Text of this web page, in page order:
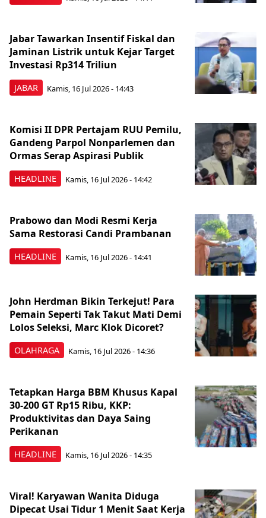
JABAR
Jabar Tawarkan Insentif Fiskal dan
Jaminan Listrik untuk Kejar Target
Investasi Rp314 Triliun
Kamis, 16 Jul 2026 - 14:43
HEADLINE
Komisi II DPR Pertajam RUU Pemilu,
Gandeng Parpol Nonparlemen dan
Ormas Serap Aspirasi Publik
Kamis, 16 Jul 2026 - 14:42
HEADLINE
Prabowo dan Modi Resmi Kerja
Sama Restorasi Candi Prambanan
Kamis, 16 Jul 2026 - 14:41
OLAHRAGA
John Herdman Bikin Terkejut! Para
Pemain Seperti Tak Takut Mati Demi
Lolos Seleksi, Marc Klok Dicoret?
Kamis, 16 Jul 2026 - 14:36
HEADLINE
Tetapkan Harga BBM Khusus Kapal
30-200 GT Rp15 Ribu, KKP:
Produktivitas dan Daya Saing
Perikanan
Kamis, 16 Jul 2026 - 14:35
Viral! Karyawan Wanita Diduga
Dipecat Usai Tidur 1 Menit Saat Kerja